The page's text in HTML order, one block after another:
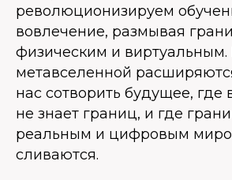
революционизируем
вовлечение, размывая
физическим и виртуальным.
метавселенной
нас сотворить будущее, где
не знает границ, и где
реальным и цифровым
сливаются.